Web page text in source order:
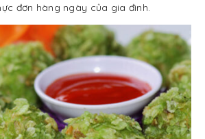
đơn hàng ngày của gia đình.